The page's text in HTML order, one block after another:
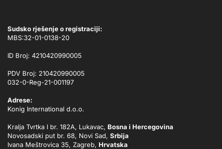
Sudsko rješenje o registraciji:
MBS:32-01-0138-20
ID Broj: 4210420990005
PDV Broj: 210420990005
032-0-Reg-21-001197
Adrese:
Konig International d.o.o.
Kralja Tvrtka I br. 182A, Lukavac, Bosna i Hercegovina
Novosadski put br. 68, Novi Sad, Srbija
Ivana Meštrovica 35, Zagreb, Hrvatska